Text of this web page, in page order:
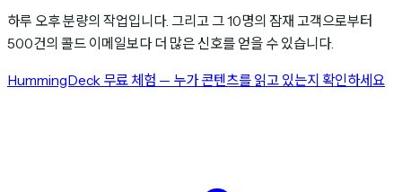
하루 오후 분량의 작업입니다. 그리고 그 10명의 잠재 고객으로부터
500건의 콜드 이메일보다 더 많은 신호를 얻을 수 있습니다.
HummingDeck 무료 체험 — 누가 콘텐츠를 읽고 있는지 확인하세요